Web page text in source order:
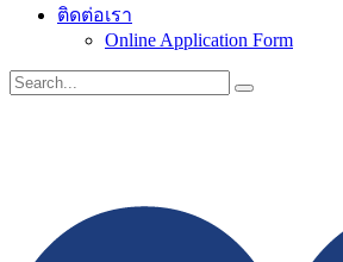
ติดต่อเรา
Online Application Form